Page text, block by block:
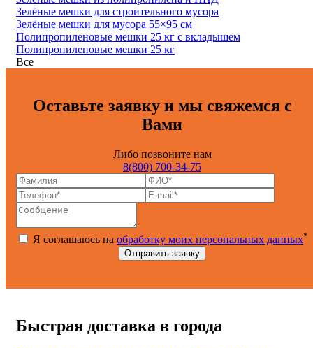
Зелёные мешки для строительного мусора
Зелёные мешки для мусора 55×95 см
Полипропиленовые мешки 25 кг с вкладышем
Полипропиленовые мешки 25 кг
Все
Оставьте заявку и мы свяжемся с
Вами
Либо позвоните нам
8(800) 700-34-75
Я соглашаюсь на обработку моих персональных данных*
Быстрая доставка в города